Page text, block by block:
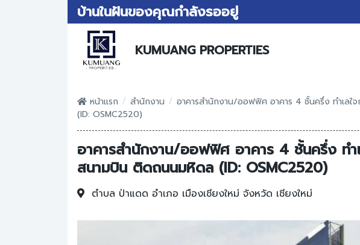
บ้านในฝันของคุณกำลังรออยู่
KUMUANG PROPERTIES
หน้าแรก / สำนักงาน / อาคารสำนักงาน/ออฟฟิศ อาคาร 4 ชั้นครึ่ง ทำเล
(ID: OSMC2520)
อาคารสำนักงาน/ออฟฟิศ อาคาร 4 ชั้นครึ่ง ทำ
สนามบิน ติดถนนมหิดล (ID: OSMC2520)
ตำบล ป่าแดด อำเภอ เมืองเชียงใหม่ จังหวัด เชียงใหม่